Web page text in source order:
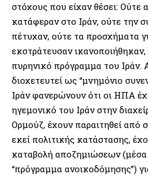
στόχους που είχαν θέσει: Ούτε
κατάφεραν στο Ιράν, ούτε την
πέτυχαν, ούτε τα προσχήματα
εκστράτευσαν
πυρηνικό πρόγραμμα του Ιράν.
διοχετευτεί ως “μνημόνιο
Ιράν φανερώνουν ότι οι ΗΠΑ
ηγεμονικό του Ιράν στην
Ορμούζ, έχουν παραιτηθεί από
εκεί πολιτικής κατάστασης,
καταβολή αποζημιώσεων
“πρόγραμμα ανοικοδόμησης”)